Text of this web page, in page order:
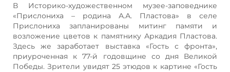
В Историко-художественном музее-заповеднике
«Прислониха – родина А.А. Пластова» в селе
Прислониха запланированы митинг памяти и
возложение цветов к памятнику Аркадия Пластова.
Здесь же заработает выставка «Гость с фронта»,
приуроченная к 77-й годовщине со дня Великой
Победы. Зрители увидят 25 этюдов к картине «Гость